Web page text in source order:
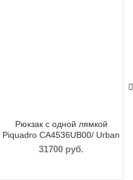
Рюкзак с одной лямкой
Piquadro CA4536UB00/ Urban
31700 руб.